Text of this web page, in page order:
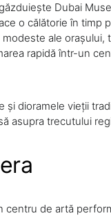
Dubai
o călătorie în timp
ale orașului,
rapidă într-un
și dioramele vieții
asupra trecutului
centru de artă